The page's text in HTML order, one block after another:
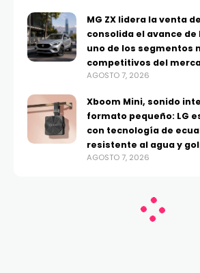
MG ZX lidera la venta
consolida el avance de
uno de los segmentos
competitivos del
AGOSTO 7, 2026
Xboom Mini, sonido
formato pequeño: LG
con tecnología de
resistente al agua y
AGOSTO 7, 2026